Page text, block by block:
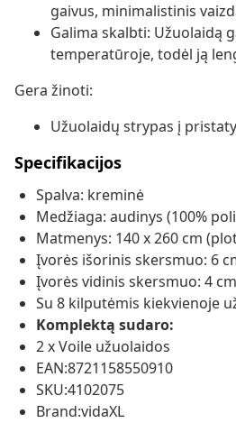
gaivus, minimalistinis
Galima skalbti: Užuolaidą
temperatūroje, todėl ją
Gera žinoti:
Užuolaidų strypas į
Specifikacijos
Spalva: kreminė
Medžiaga: audinys (100%
Matmenys: 140 x 260 cm
Įvorės išorinis skersmuo: 6
Įvorės vidinis skersmuo: 4 cm
Su 8 kilputėmis kiekvienoje
Komplektą sudaro:
2 x Voile užuolaidos
EAN:8721158550910
SKU:4102075
Brand:vidaXL